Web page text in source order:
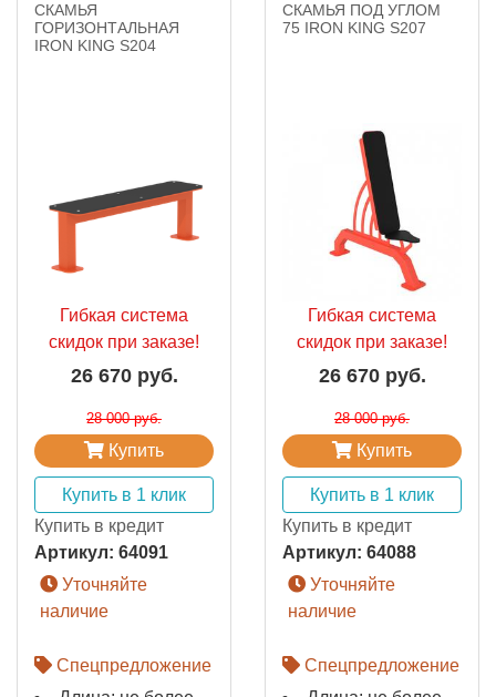
СКАМЬЯ
ГОРИЗОНТАЛЬНАЯ
IRON KING S204
Гибкая система
скидок при заказе!
26 670 руб.
28 000 руб.
Купить
Купить в 1 клик
Купить в кредит
Артикул: 64091
Уточняйте
наличие
Спецпредложение
СКАМЬЯ ПОД УГЛОМ
75 IRON KING S207
Гибкая система
скидок при заказе!
26 670 руб.
28 000 руб.
Купить
Купить в 1 клик
Купить в кредит
Артикул: 64088
Уточняйте
наличие
Спецпредложение